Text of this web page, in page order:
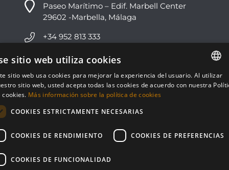
Paseo Marítimo – Edif. Marbell Center
29602 -Marbella, Málaga
+34 952 813 333
info@nvoga.com
C. del Ciervo, 1D
Urbanización Los Monteros
ENGLISH
sitio web utiliza cookies
sitio web usa cookies para mejorar la experiencia del usuario. Al utilizar
sitio web, usted acepta todas las cookies de acuerdo con nuestra
cookies. Más información sobre la política de cookies
COOKIES ESTRICTAMENTE NECESARIAS
COOKIES DE RENDIMIENTO COOKIES DE PREFERENCIAS
COOKIES DE FUNCIONALIDAD